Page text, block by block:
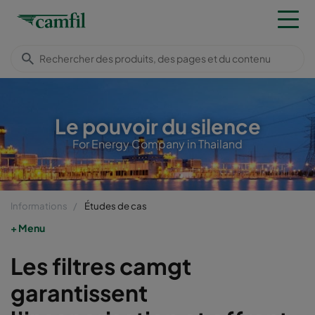
Le pouvoir du silence
For Energy Company in Thailand
Informations Études de cas
Menu
Les filtres camgt
garantissent